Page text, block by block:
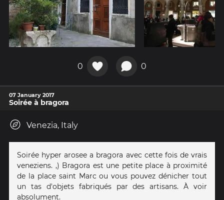
0 0
07 January 2017
Soirée à bragora
Venezia, Italy
Soirée hyper arosee a bragora avec cette fois de vrais
veneziens. ,) Bragora est une petite place à proximité
de la place saint Marc ou vous pouvez dénicher tout
un tas d'objets fabriqués par des artisans. À voir
absolument.